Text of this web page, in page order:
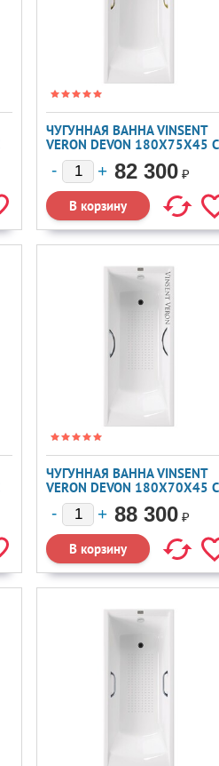
ЧУГУННАЯ ВАННА VINSENT
VERON DEVON 180X75X45 С
ЗОЛОТЫМИ РУЧКАМИ
82 300 ₽
ЧУГУННАЯ ВАННА VINSENT
VERON DEVON 180X70X45 С
ХРОМИРОВАННЫМИ
РУЧКАМИ И А/П88 300 ₽